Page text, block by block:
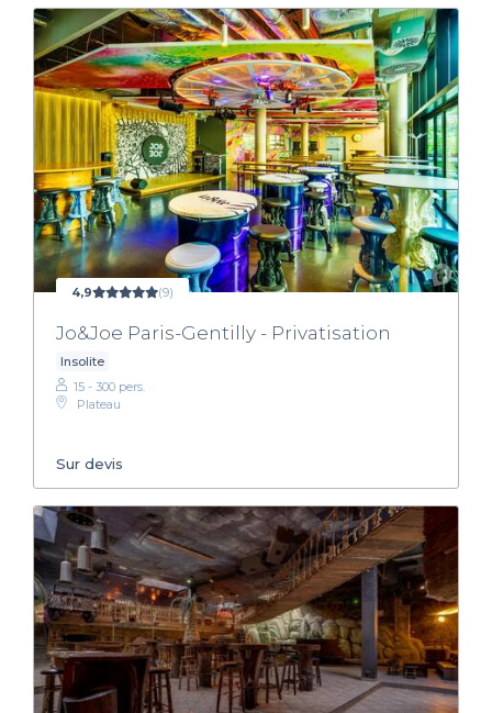
4,9 (9)
Jo&Joe Paris-Gentilly - Privatisation
Insolite
15 - 300 pers.
Plateau
Sur devis